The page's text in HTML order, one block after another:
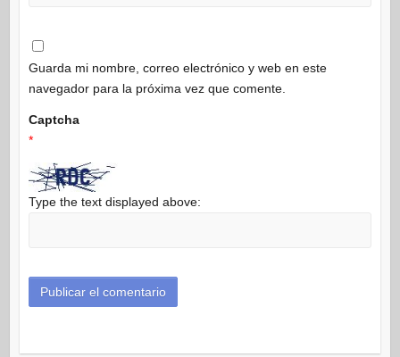
Guarda mi nombre, correo electrónico y web en este
navegador para la próxima vez que comente.
Captcha
*
Type the text displayed above: